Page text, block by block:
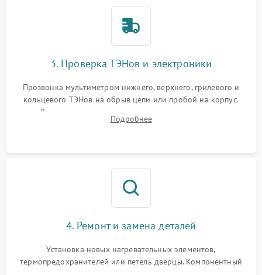
3. Проверка ТЭНов и электроники
Прозвонка мультиметром нижнего, верхнего, грилевого и
кольцевого ТЭНов на обрыв цепи или пробой на корпус.
Диагностика термостата, датчиков температуры,
переключателя режимов и мотора конвекции.
Подробнее
4. Ремонт и замена деталей
Установка новых нагревательных элементов,
термопредохранителей или петель дверцы. Компонентный